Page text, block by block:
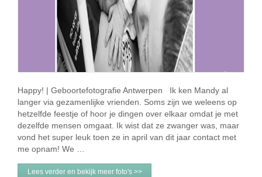
Happy! | Geboortefotografie Antwerpen Ik ken Mandy al
langer via gezamenlijke vrienden. Soms zijn we weleens op
hetzelfde feestje of hoor je dingen over elkaar omdat je met
dezelfde mensen omgaat. Ik wist dat ze zwanger was, maar
vond het super leuk toen ze in april van dit jaar contact met
me opnam! We …
Lees verder en bekijk meer foto's >>